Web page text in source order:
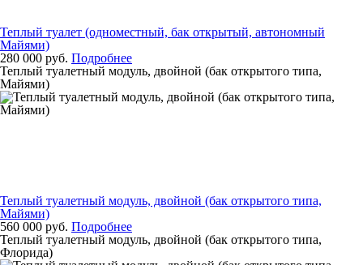
Теплый туалет (одноместный, бак открытый, автономный
Майями)
280 000 руб. Подробнее
Теплый туалетный модуль, двойной (бак открытого типа,
Майями)
Теплый туалетный модуль, двойной (бак открытого типа,
Майями)
560 000 руб. Подробнее
Теплый туалетный модуль, двойной (бак открытого типа,
Флорида)